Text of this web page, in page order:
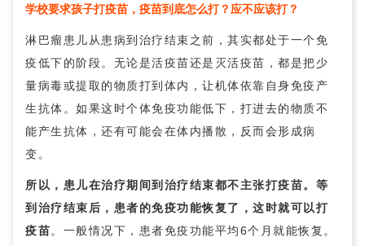
学校要求孩子打疫苗，疫苗到底怎么打？应不应该打？
淋巴瘤患儿从患病到治疗结束之前，其实都处于一个免
疫低下的阶段。无论是活疫苗还是灭活疫苗，都是把少
量病毒或提取的物质打到体内，让机体依靠自身免疫产
生抗体。如果这时个体免疫功能低下，打进去的物质不
能产生抗体，还有可能会在体内播散，反而会形成病
变。
所以，患儿在治疗期间到治疗结束都不主张打疫苗。等
到治疗结束后，患者的免疫功能恢复了，这时就可以打
疫苗。一般情况下，患者免疫功能平均6个月就能恢复。